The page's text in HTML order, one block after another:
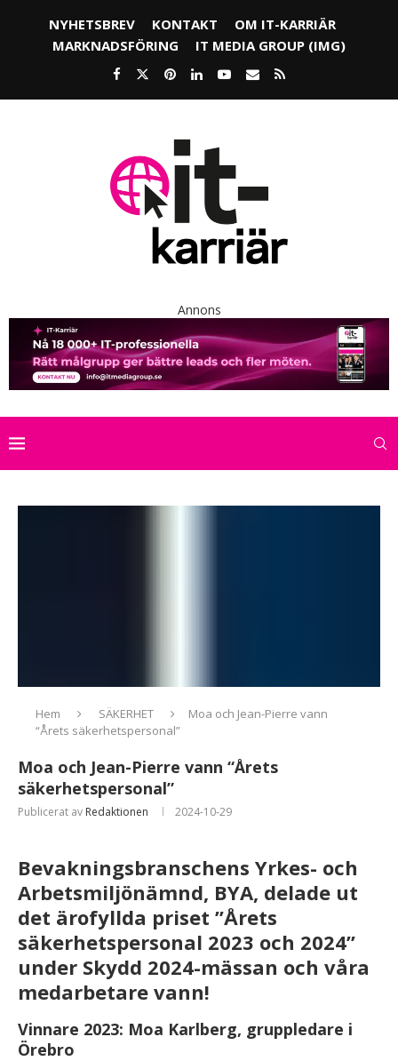
NYHETSBREV KONTAKT
OM IT-KARRIÄR
MARKNADSFÖRING
IT MEDIA GROUP (IMG)
Annons
Hem SÄKERHET
Moa och Jean-Pierre vann
“Årets säkerhetspersonal”
Moa och Jean-Pierre vann “Årets
säkerhetspersonal”
Publicerat av Redaktionen 2024-10-29
Bevakningsbranschens Yrkes- och
Arbetsmiljönämnd, BYA, delade ut
det ärofyllda priset ”Årets
säkerhetspersonal 2023 och 2024”
under Skydd 2024-mässan och våra
medarbetare vann!
Vinnare 2023: Moa Karlberg, gruppledare i
Örebro